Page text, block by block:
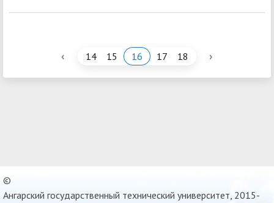
‹ 14 15 16 17 18 ›
©
Ангарский государственный технический университет, 2015-